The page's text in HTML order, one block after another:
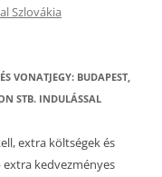
Szlovákia
VONATJEGY: BUDAPEST,
STB. INDULÁSSAL
extra költségek és
kedvezményes